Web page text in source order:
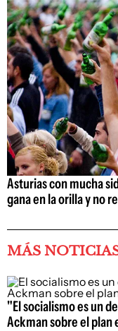
Asturias con mucha
gana en la orilla y no
MÁS
"El socialismo es un
Ackman sobre el